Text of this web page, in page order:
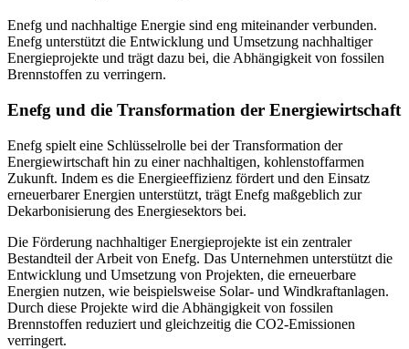
Enefg und nachhaltige Energie sind eng miteinander verbunden.
Enefg unterstützt die Entwicklung und Umsetzung nachhaltiger
Energieprojekte und trägt dazu bei, die Abhängigkeit von fossilen
Brennstoffen zu verringern.
Enefg und die Transformation der Energiewirtschaft
Enefg spielt eine Schlüsselrolle bei der Transformation der
Energiewirtschaft hin zu einer nachhaltigen, kohlenstoffarmen
Zukunft. Indem es die Energieeffizienz fördert und den Einsatz
erneuerbarer Energien unterstützt, trägt Enefg maßgeblich zur
Dekarbonisierung des Energiesektors bei.
Die Förderung nachhaltiger Energieprojekte ist ein zentraler
Bestandteil der Arbeit von Enefg. Das Unternehmen unterstützt die
Entwicklung und Umsetzung von Projekten, die erneuerbare
Energien nutzen, wie beispielsweise Solar- und Windkraftanlagen.
Durch diese Projekte wird die Abhängigkeit von fossilen
Brennstoffen reduziert und gleichzeitig die CO2-Emissionen
verringert.